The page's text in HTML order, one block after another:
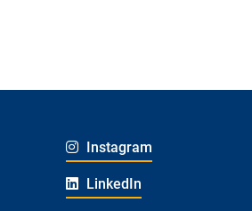
Instagram
LinkedIn